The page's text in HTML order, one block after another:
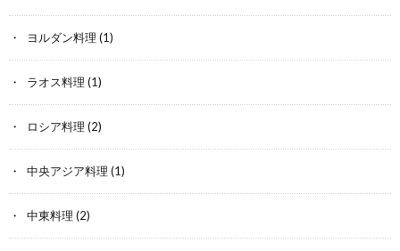
ヨルダン料理 (1)
ラオス料理 (1)
ロシア料理 (2)
中央アジア料理 (1)
中東料理 (2)